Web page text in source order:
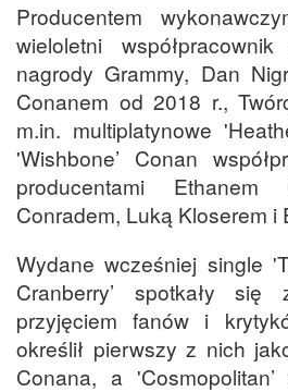
Producentem
wieloletni
nagrody Grammy, Dan
Conanem od 2018 r.,
m.in. multiplatynowe
'Wishbone’ Conan
producentami Ethanem
Conradem, Luką Kloserem i
Wydane wcześniej single
Cranberry’ spotkały się
przyjęciem fanów i
określił pierwszy z nich
Conana, a